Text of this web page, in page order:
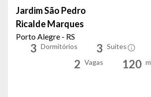
Jardim São Pedro
Ricalde Marques
Porto Alegre - RS
3 Dormitórios 3 Suítes
2 Vagas 120